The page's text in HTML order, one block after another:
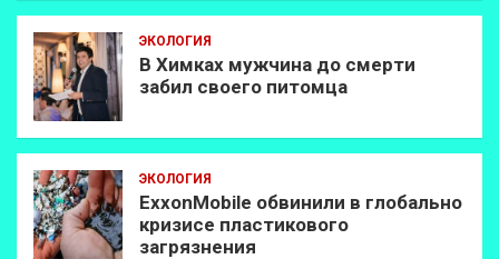
ЭКОЛОГИЯ
В Химках мужчина до смерти
забил своего питомца
ЭКОЛОГИЯ
ExxonMobilе обвинили в глобально
кризисе пластикового
загрязнения